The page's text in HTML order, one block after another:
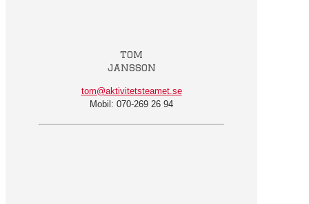
tom
jansson
tom@aktivitetsteamet.se
Mobil: 070-269 26 94